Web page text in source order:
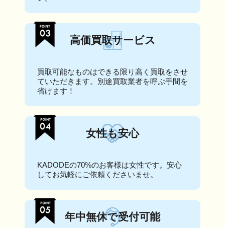
高価買取サービス
買取可能なものはできる限り高く買取をさせ
ていただきます。別途買取業者を呼ぶ手間を
省けます！
女性も安心
KADODEの70%のお客様は女性です。安心
してお気軽にご依頼くださいませ。
年中無休で受付可能